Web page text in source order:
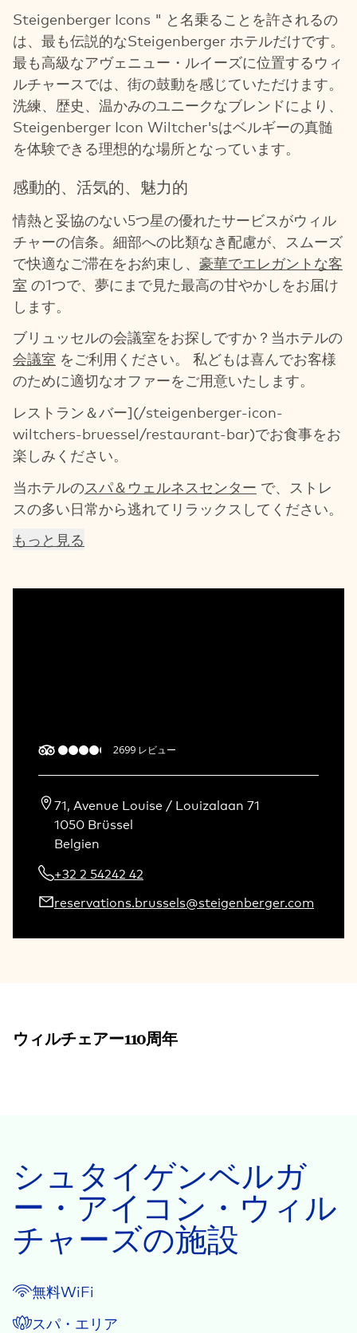
Steigenberger Icons " と名乗ることを許されるの
は、最も伝説的なSteigenberger ホテルだけです。
最も高級なアヴェニュー・ルイーズに位置するウィ
ルチャースでは、街の鼓動を感じていただけます。
洗練、歴史、温かみのユニークなブレンドにより、
Steigenberger Icon Wiltcher'sはベルギーの真髄
を体験できる理想的な場所となっています。
感動的、活気的、魅力的
情熱と妥協のない5つ星の優れたサービスがウィル
チャーの信条。細部への比類なき配慮が、スムーズ
で快適なご滞在をお約束し、 豪華でエレガントな客
室 の1つで、夢にまで見た最高の甘やかしをお届け
します。
ブリュッセルの会議室をお探しですか？当ホテルの
会議室 をご利用ください。 私どもは喜んでお客様
のために適切なオファーをご用意いたします。
レストラン＆バー](/steigenberger-icon-
wiltchers-bruessel/restaurant-bar)でお食事をお
楽しみください。
当ホテルのスパ＆ウェルネスセンター で、ストレ
スの多い日常から逃れてリラックスしてください。
もっと見る
2699 レビュー
71, Avenue Louise / Louizalaan 71
1050 Brüssel
Belgien
+32 2 54242 42
reservations.brussels@steigenberger.com
ウィルチェアー110周年
シュタイゲンベルガ
ー・アイコン・ウィル
チャーズの施設
無料WiFi
スパ・エリア